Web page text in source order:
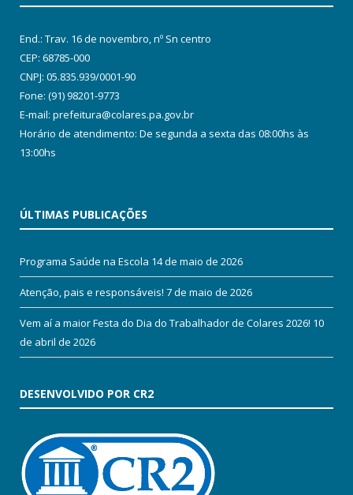
End.: Trav. 16 de novembro, nº Sn centro
CEP: 68785-000
CNPJ: 05.835.939/0001-90
Fone: (91) 98201-9773
E-mail: prefeitura@colares.pa.gov.br
Horário de atendimento: De segunda a sexta das 08:00hs às
13:00hs
ÚLTIMAS PUBLICAÇÕES
Programa Saúde na Escola 14 de maio de 2026
Atenção, pais e responsáveis! 7 de maio de 2026
Vem aí a maior Festa do Dia do Trabalhador de Colares 2026! 10
de abril de 2026
DESENVOLVIDO POR CR2